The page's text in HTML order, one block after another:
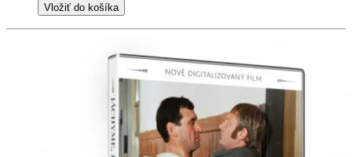
Vložiť do košíka